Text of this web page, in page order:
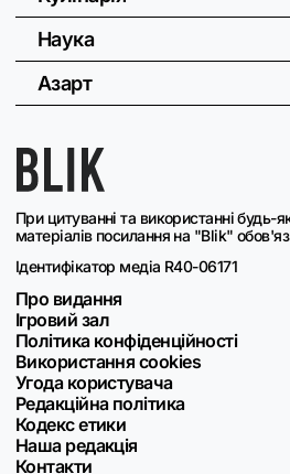
При цитуванні та використанні будь-
матеріалів посилання на "Blik"
Ідентифікатор медіа R40-06171
Про видання
Ігровий зал
Політика конфіденційності
Використання cookies
Угода користувача
Редакційна політика
Кодекс етики
Наша редакція
Контакти
Наука
Азарт